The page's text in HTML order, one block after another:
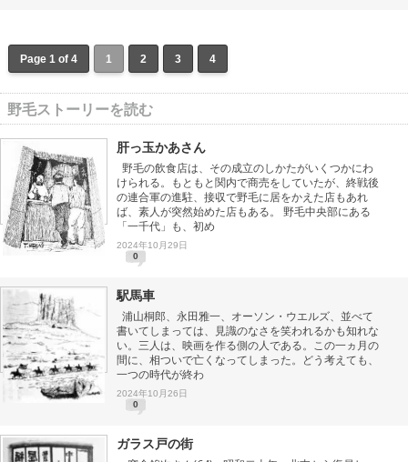
Page 1 of 4 1 2 3 4
野毛ストーリーを読む
肝っ玉かあさん
野毛の飲食店は、その成立のしかたがいくつかにわ
けられる。もともと関内で商売をしていたが、終戦後
の連合軍の進駐、接収で野毛に居をかえた店もあれ
ば、素人が突然始めた店もある。 野毛中央部にある
「一千代」も、初め
2024年10月29日
0
駅馬車
浦山桐郎、永田雅一、オーソン・ウエルズ、並べて
書いてしまっては、見識のなさを笑われるかも知れな
い。三人は、映画を作る側の人である。この一ヵ月の
間に、相ついで亡くなってしまった。どう考えても、
一つの時代が終わ
2024年10月26日
0
ガラス戸の街